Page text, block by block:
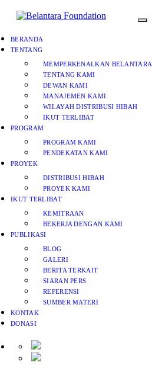
BERANDA
TENTANG
MEMPERKENALKAN BELANTARA
TENTANG KAMI
DEWAN KAMI
MANAJEMEN KAMI
WILAYAH DISTRIBUSI HIBAH
IKUT TERLIBAT
PROGRAM
PROGRAM KAMI
PENDEKATAN KAMI
PROYEK
DISTRIBUSI HIBAH
PROYEK KAMI
IKUT TERLIBAT
KEMITRAAN
BEKERJA DENGAN KAMI
PUBLIKASI
BLOG
GALERI
BERITA TERKAIT
SIARAN PERS
REFERENSI
SUMBER MATERI
KONTAK
DONASI